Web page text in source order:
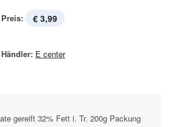
Preis: € 3,99
Händler: E center
gereift 32% Fett i. Tr. 200g Packung